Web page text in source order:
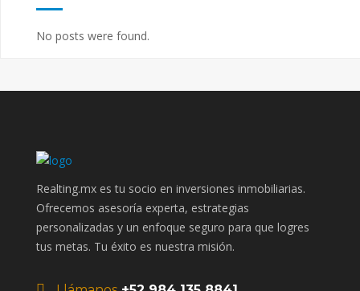
No posts were found.
Realting.mx es tu socio en inversiones inmobiliarias.
Ofrecemos asesoría experta, estrategias
personalizadas y un enfoque seguro para que logres
tus metas. Tu éxito es nuestra misión.